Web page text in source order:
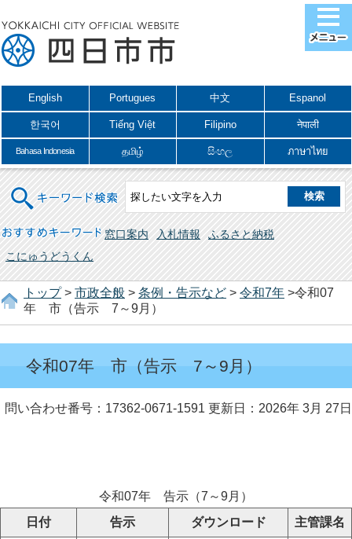
English Portugues 中文 Espanol
한국어 Tiếng Việt Filipino नेपाली
Bahasa Indonesia தமிழ் සිංහල ภาษาไทย
キーワード検索
おすすめキーワード 窓口案内 入札情報
ふるさと納税
こにゅうどうくん
トップ> 市政全般 > 条例・告示など > 令和7年 >令和07
年 市（告示 7～9月）
令和07年 市（告示 7～9月）
問い合わせ番号：17362-0671-1591 更新日：2026年 3月 27日
令和07年 告示（7～9月）
日付
告示 ダウンロード 主管課名